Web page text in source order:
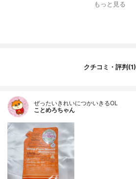
もっと見る
クチコミ・評判(1)
ぜったいきれいにつかいきるOL
ことめろちゃん